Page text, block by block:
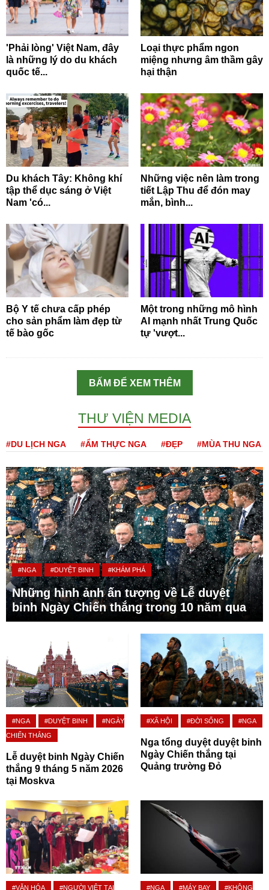
'Phải lòng' Việt Nam, đây
là những lý do du khách
quốc tế...
Loại thực phẩm ngon
miệng nhưng âm thầm gây
hại thận
Du khách Tây: Không khí
tập thể dục sáng ở Việt
Nam 'có...
Những việc nên làm trong
tiết Lập Thu để đón may
mắn, bình...
Bộ Y tế chưa cấp phép
cho sản phẩm làm đẹp từ
tế bào gốc
Một trong những mô hình
AI mạnh nhất Trung Quốc
tự 'vượt...
BẤM ĐỂ XEM THÊM
THƯ VIỆN MEDIA
#DU LỊCH NGA #ẨM THỰC NGA #ĐẸP #MÙA THU NGA
#NGA #DUYỆT BINH #KHÁM PHÁ
Những hình ảnh ấn tượng về Lễ duyệt
binh Ngày Chiến thắng trong 10 năm qua
#NGA #DUYỆT BINH
#NGÀY
CHIẾN THẮNG
Lễ duyệt binh Ngày Chiến
thắng 9 tháng 5 năm 2026
tại Moskva
#XÃ HỘI #ĐỜI SỐNG #NGA
Nga tổng duyệt duyệt binh
Ngày Chiến thắng tại
Quảng trường Đỏ
#VĂN HÓA
#NGƯỜI VIỆT TẠI
#NGA #MÁY BAY
#KHÔNG